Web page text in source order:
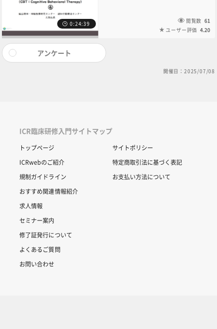
0:24:39
educ.jimu@jh.ncgm.go.jp）までご連絡く
閲覧数 61
ユーザー評価 4.20
アンケート
開催日：2025/07/08
ICR臨床研修入門サイトマップ
トップページ
ICRwebのご紹介
規制ガイドライン
おすすめ関連情報紹介
求人情報
セミナー案内
修了証発行について
よくあるご質問
お問い合わせ
サイトポリシー
特定商取引法に基づく表記
お支払い方法について